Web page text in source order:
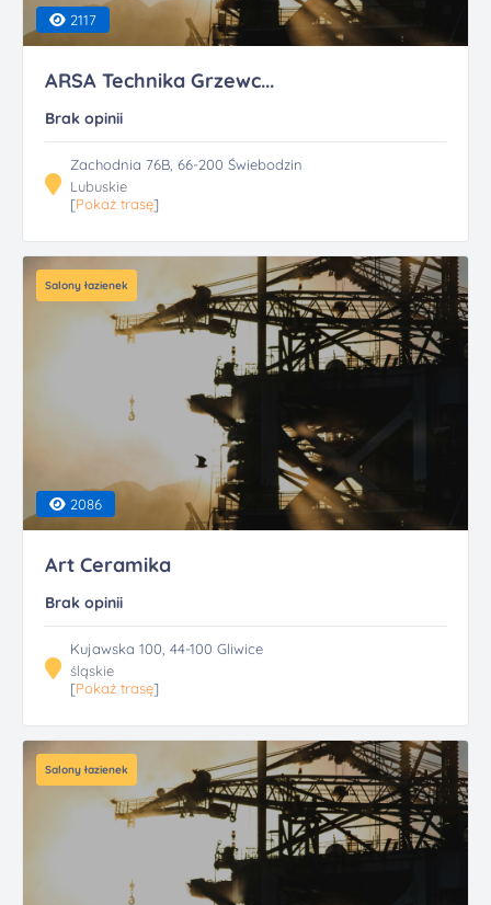
2117
ARSA Technika Grzewc...
Brak opinii
Zachodnia 76B, 66-200 Świebodzin
Lubuskie
[Pokaż trasę]
Salony łazienek
2086
Art Ceramika
Brak opinii
Kujawska 100, 44-100 Gliwice
śląskie
[Pokaż trasę]
Salony łazienek